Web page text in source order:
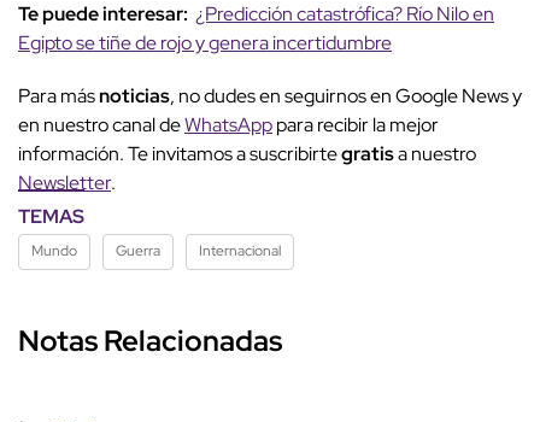
Te puede interesar: ¿Predicción catastrófica? Río Nilo en
Egipto se tiñe de rojo y genera incertidumbre
Para másnoticias, no dudes en seguirnos en Google News y
en nuestro canal deWhatsApppara recibir la mejor
información. Te invitamos a suscribirtegratisa nuestro
Newsletter.
TEMAS
Mundo Guerra Internacional
Notas Relacionadas